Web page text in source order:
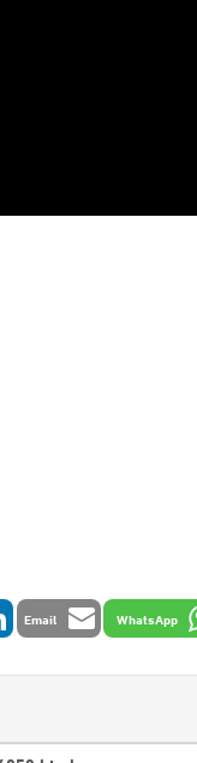
WhatsApp
Email